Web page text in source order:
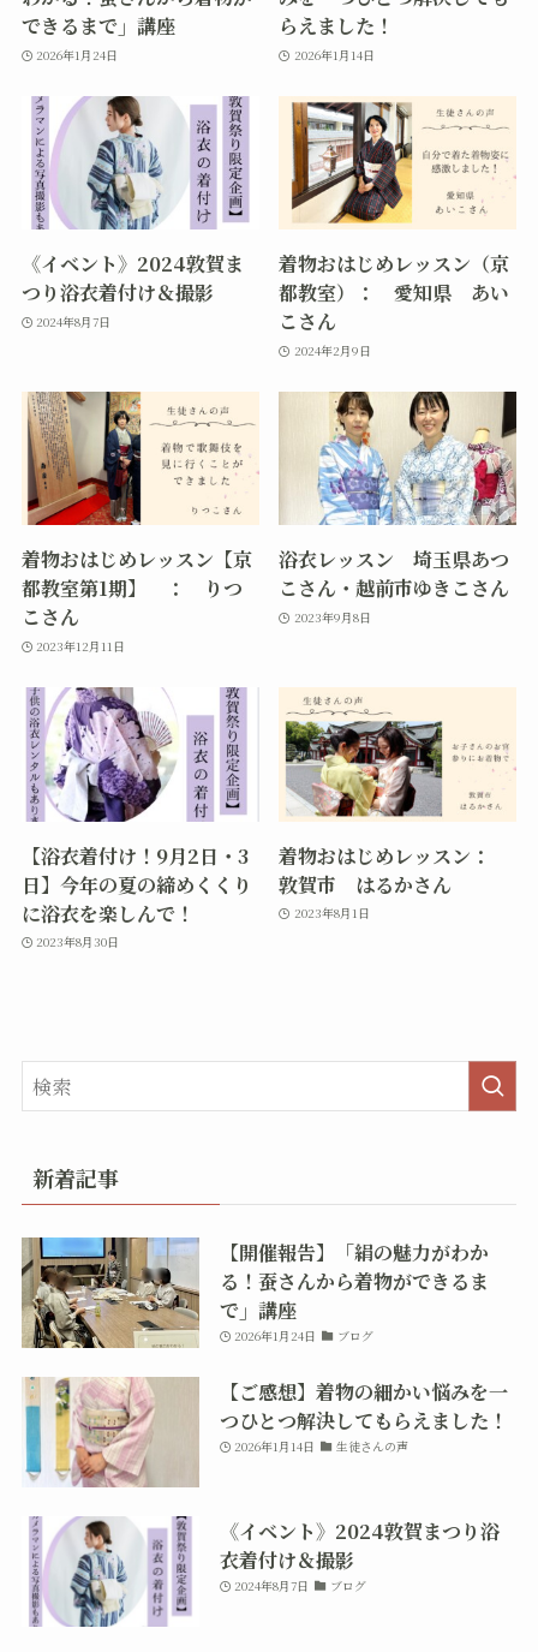
できるまで」講座
2026年1月24日
らえました！
2026年1月14日
《イベント》2024敦賀ま
つり浴衣着付け＆撮影
2024年8月7日
着物おはじめレッスン（京
都教室）： 愛知県 あい
こさん
2024年2月9日
着物おはじめレッスン【京
都教室第1期】 ： りつ
こさん
2023年12月11日
浴衣レッスン 埼玉県あつ
こさん・越前市ゆきこさん
2023年9月8日
【浴衣着付け！9月2日・3
日】今年の夏の締めくくり
に浴衣を楽しんで！
2023年8月30日
着物おはじめレッスン：
敦賀市 はるかさん
2023年8月1日
新着記事
【開催報告】「絹の魅力がわか
る！蚕さんから着物ができるま
で」講座
2026年1月24日 ブログ
【ご感想】着物の細かい悩みを一
つひとつ解決してもらえました！
2026年1月14日 生徒さんの声
《イベント》2024敦賀まつり浴
衣着付け＆撮影
2024年8月7日 ブログ